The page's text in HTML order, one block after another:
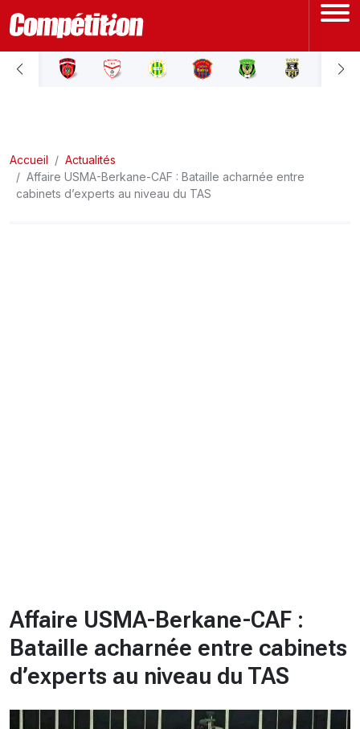
ACCUEIL
LIGUE 2
COUPE D'ALGÉRIE
Accueil
Actualités
Affaire USMA-Berkane-CAF : Bataille acharnée entre
cabinets d’experts au niveau du TAS
Affaire USMA-Berkane-CAF :
Bataille acharnée entre cabinets
d’experts au niveau du TAS